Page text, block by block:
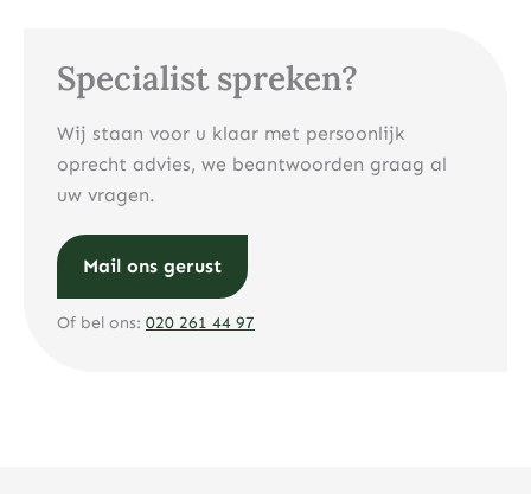
Specialist spreken?
Wij staan voor u klaar met persoonlijk
oprecht advies, we beantwoorden graag al
uw vragen.
Mail ons gerust
Of bel ons: 020 261 44 97